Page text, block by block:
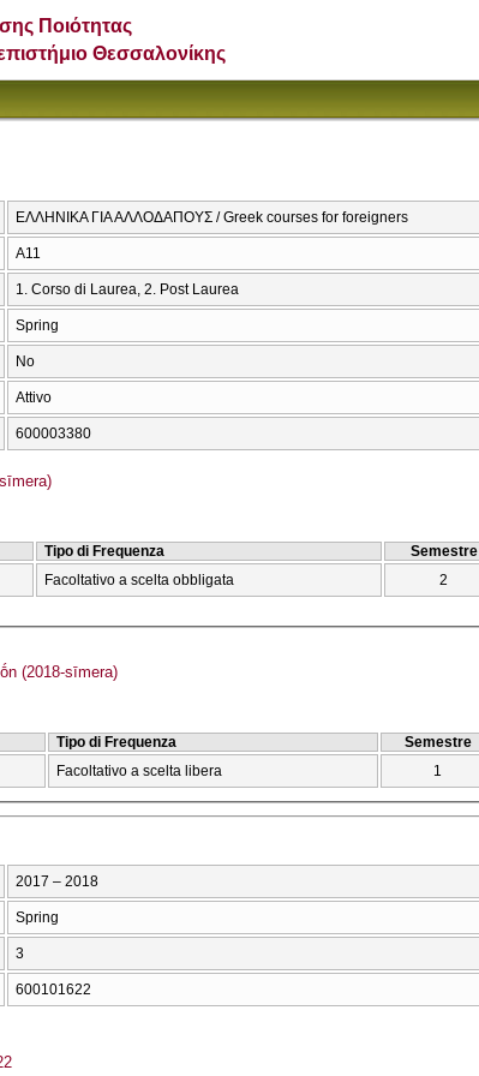
Ποιότητας
Θεσσαλονίκης
ΕΛΛΗΝΙΚΑ ΓΙΑ ΑΛΛΟΔΑΠΟΥΣ / Greek courses for foreigners
Α11
1. Corso di Laurea, 2. Post Laurea
Spring
No
Attivo
600003380
Tipo di Frequenza Semestre
Facoltativo a scelta obbligata 2
(2018-sīmera)
Tipo di Frequenza Semestre
Facoltativo a scelta libera 1
2017 – 2018
Spring
3
600101622